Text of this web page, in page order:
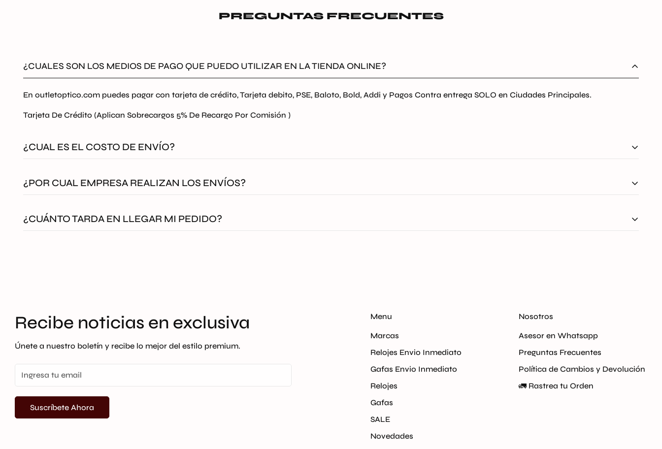
PREGUNTAS FRECUENTES
¿CUALES SON LOS MEDIOS DE PAGO QUE PUEDO UTILIZAR EN LA TIENDA ONLINE?
En outletoptico.com puedes pagar con tarjeta de crédito, Tarjeta debito, PSE, Baloto, Bold, Addi y Pagos Contra entrega SOLO en Ciudades Principales.
Tarjeta De Crédito (Aplican Sobrecargos 5% De Recargo Por Comisión )
¿CUAL ES EL COSTO DE ENVÍO?
a todo Colombia. Aplican T&C
¿POR CUAL EMPRESA REALIZAN LOS ENVÍOS?
Todos nuestros envíos se despachan asegurados por medio de Coordinadora, Envia o Servientrega.
¿CUÁNTO TARDA EN LLEGAR MI PEDIDO?
Recibe noticias en exclusiva
Únete a nuestro boletín y recibe lo mejor del estilo premium.
Suscríbete Ahora
Menu
Marcas
Relojes Envio Inmediato
Gafas Envio Inmediato
Relojes
Gafas
SALE
Novedades
Nosotros
Asesor en Whatsapp
Preguntas Frecuentes
Política de Cambios y Devolución
🚛 Rastrea tu Orden